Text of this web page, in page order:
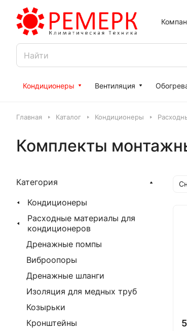
Кондиционеры Вентиляция
Главная Каталог Кондиционеры
Комплекты
Категория
Кондиционеры
Расходные материалы для
кондиционеров
Дренажные помпы
Виброопоры
Дренажные шланги
Изоляция для медных труб
Козырьки
Кронштейны